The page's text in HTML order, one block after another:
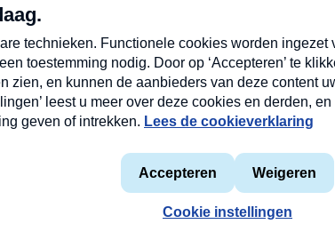
Privacyverklaring
Cookieverklaring